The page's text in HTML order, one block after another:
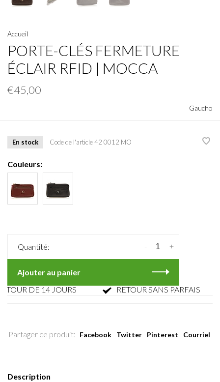
Accueil
PORTE-CLÉS FERMETURE
ÉCLAIR RFID | MOCCA
€45,00
Gaucho
En stock Code de l'article42 0012 MO
Couleurs:
Quantité: +
-
Ajouter au panier
DE 14 JOURS
RETOUR SANS PARFAIS
Partager ce produit: Facebook Twitter Pinterest Courriel
Description